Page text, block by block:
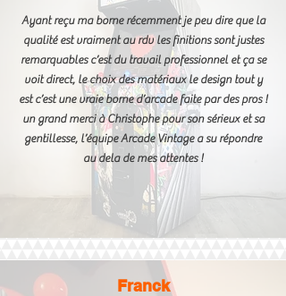
Ayant reçu ma borne récemment je peu dire que la
qualité est vraiment au rdv les finitions sont justes
remarquables c’est du travail professionnel et ça se
voit direct, le choix des matériaux le design tout y
est c’est une vraie borne d’arcade faite par des pros !
un grand merci à Christophe pour son sérieux et sa
gentillesse, l’équipe Arcade Vintage a su répondre
au dela de mes attentes !
Franck